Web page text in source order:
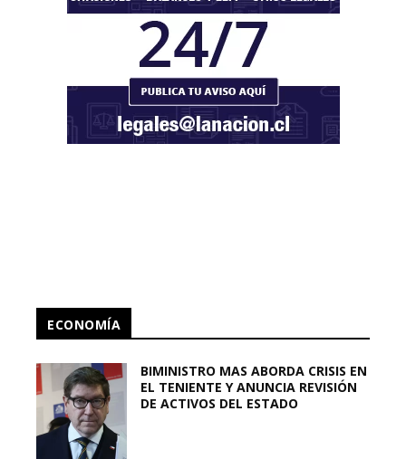
ECONOMÍA
BIMINISTRO MAS ABORDA CRISIS EN
EL TENIENTE Y ANUNCIA REVISIÓN
DE ACTIVOS DEL ESTADO